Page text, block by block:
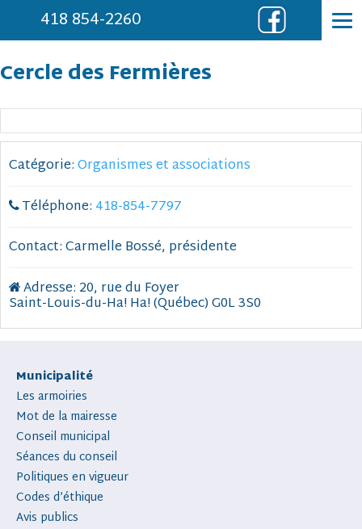
418 854-2260
Cercle des Fermières
Catégorie:Organismes et associations
Téléphone: 418-854-7797
Contact:Carmelle Bossé, présidente
Adresse: 20, rue du Foyer
Saint-Louis-du-Ha! Ha! (Québec) G0L 3S0
Municipalité
Les armoiries
Mot de la mairesse
Conseil municipal
Séances du conseil
Politiques en vigueur
Codes d’éthique
Avis publics